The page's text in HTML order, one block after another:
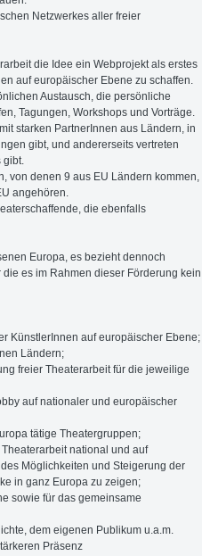
Netzwerkes aller freier
die Idee ein Webprojekt als erstes
auf europäischer Ebene zu schaffen.
Austausch, die persönliche
Tagungen, Workshops und Vorträge.
starken PartnerInnen aus Ländern, in
gibt, und andererseits vertreten
von denen 9 aus EU Ländern kommen,
angehören.
die ebenfalls
Europa, es bezieht dennoch
es im Rahmen dieser Förderung kein
KünstlerInnen auf europäischer Ebene;
Ländern;
freier Theaterarbeit für die jeweilige
auf nationaler und europäischer
tätige Theatergruppen;
national und auf
Möglichkeiten und Steigerung der
in ganz Europa zu zeigen;
sowie für das gemeinsame
dem eigenen Publikum u.a.m.
Präsenz